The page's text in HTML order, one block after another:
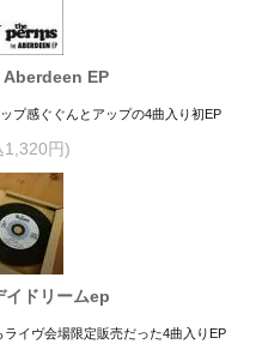
EP
プ感ぐぐんとアップの4曲入り初EP
1,320円)
ドリームep
イヴ会場限定販売だった4曲入りEP